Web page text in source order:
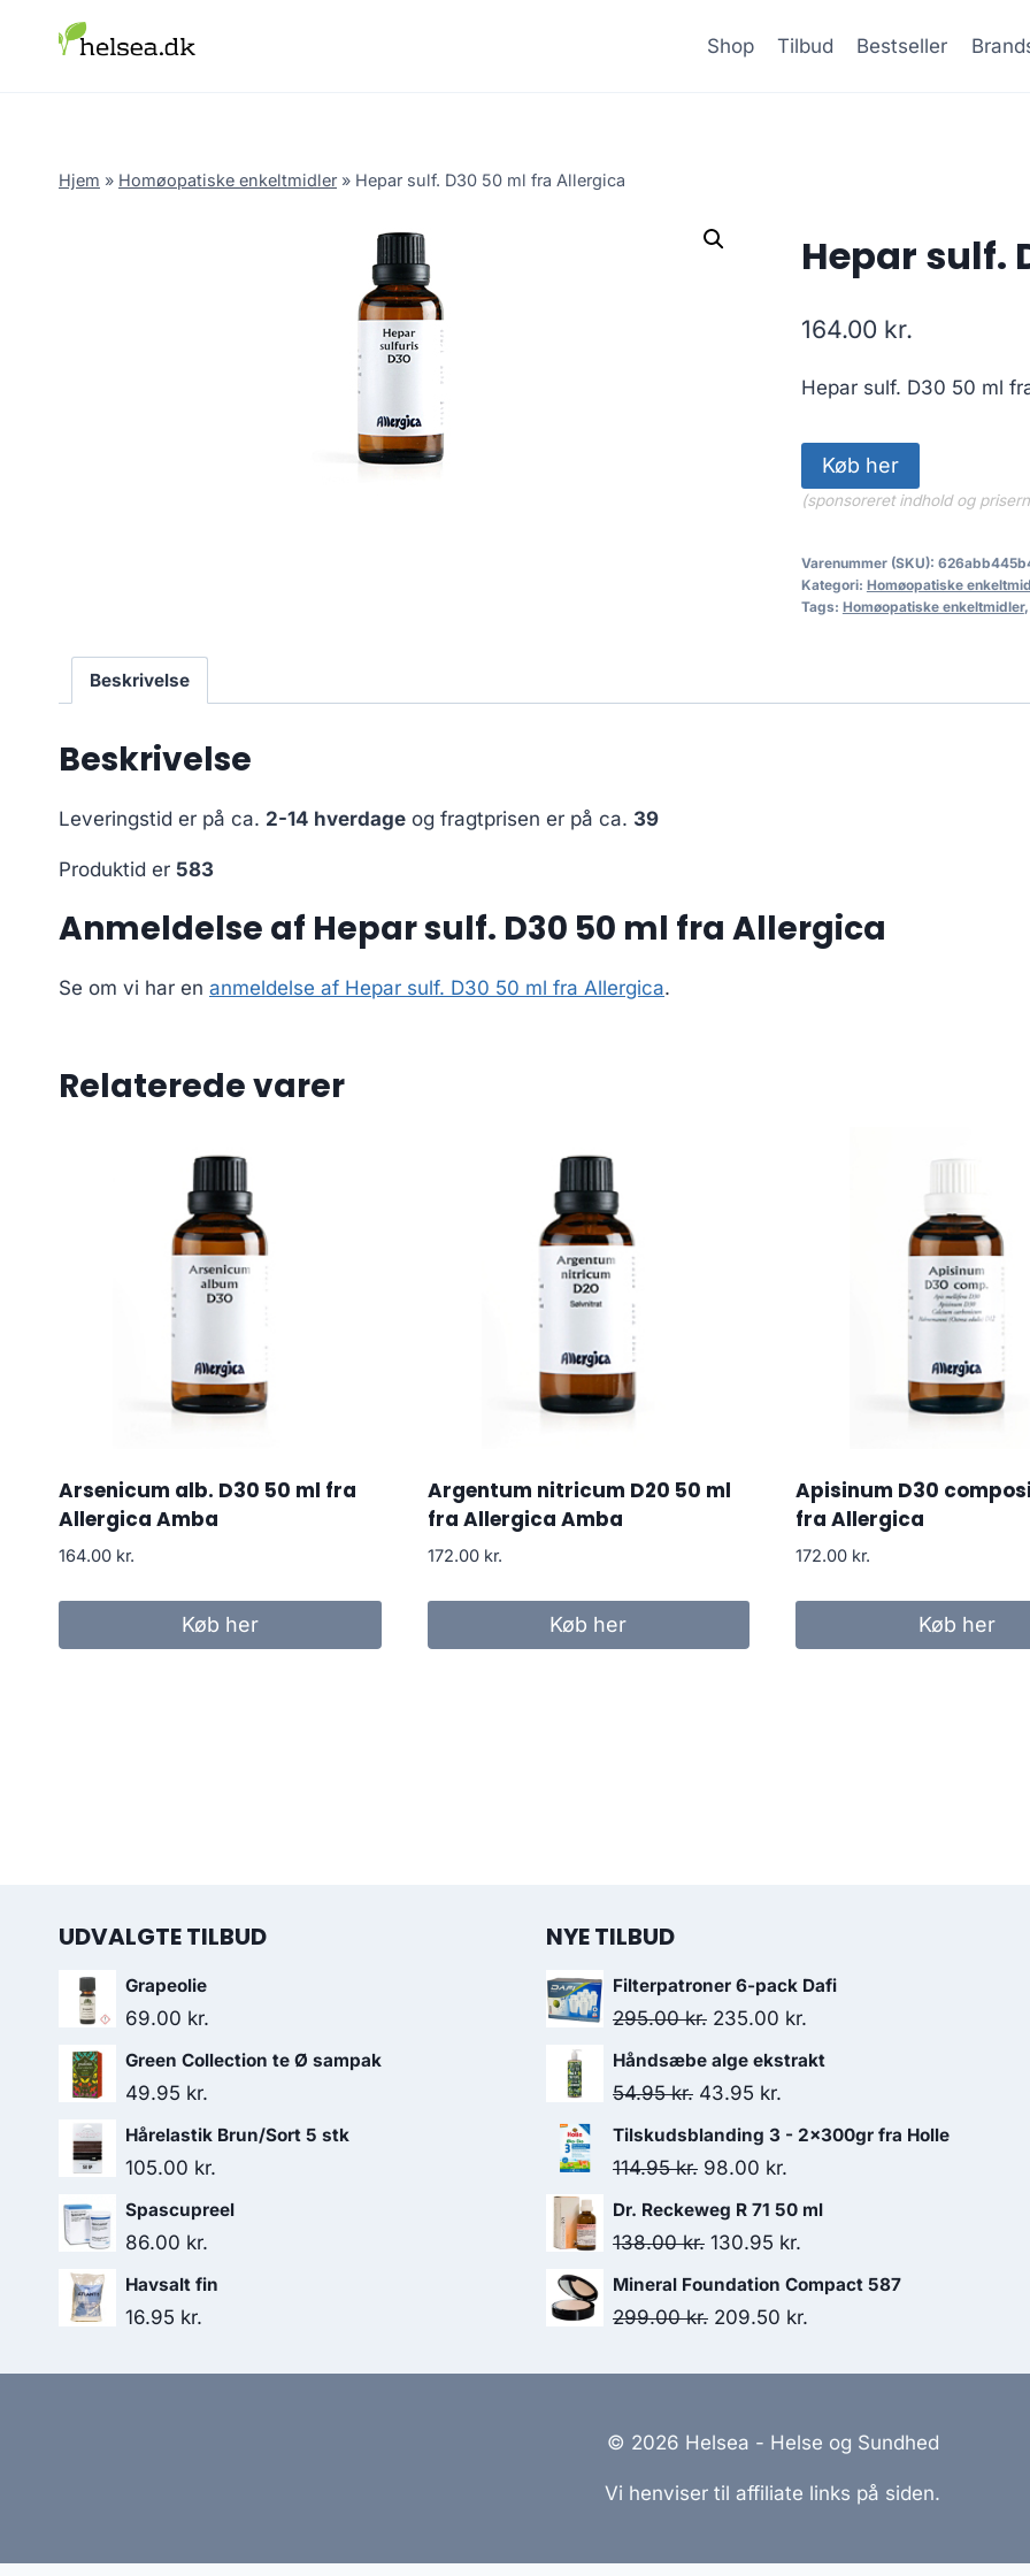
Shop Tilbud Bestseller
Hjem » Homøopatiske enkeltmidler » Hepar sulf. D30 50 ml fra Allergica
Hepar sulf.
164.00 kr.
Hepar sulf. D30 50 ml
Køb her
(sponsoreret indhold og
Varenummer (SKU):
Kategori: Homøopatiske
Tags: Homøopatiske enkeltmidler,
Beskrivelse
Beskrivelse
Leveringstid er på ca. 2-14 hverdage og fragtprisen er på ca. 39
Produktid er 583
Anmeldelse af Hepar sulf. D30 50 ml fra Allergica
Se om vi har en anmeldelse af Hepar sulf. D30 50 ml fra Allergica.
Relaterede varer
Arsenicum alb. D30 50 ml fra
Allergica Amba
164.00 kr.
Køb her
Argentum nitricum D20 50 ml
fra Allergica Amba
172.00 kr.
Køb her
Apisinum D30
fra Allergica
172.00 kr.
Køb her
UDVALGTE TILBUD
Grapeolie
69.00 kr.
Green Collection te Ø sampak
49.95 kr.
Hårelastik Brun/Sort 5 stk
105.00 kr.
Spascupreel
86.00 kr.
Havsalt fin
16.95 kr.
NYE TILBUD
Filterpatroner 6-pack Dafi
295.00kr. Den
oprindelige
pris
295.00 kr..
235.00 kr.
aktuelle
Håndsæbe alge ekstrakt
54.95kr. Den
oprindelige
pris
54.95 kr..
43.95 kr.
aktuelle
pris
43.95 kr..
Tilskudsblanding 3 - 2x300gr fra Holle
114.95kr. Den
oprindelige
pris
114.95 kr..
98.00 kr.
aktuelle
pris
98.00 kr..
Dr. Reckeweg R 71 50 ml
138.00kr. Den
oprindelige
pris
138.00 kr..
130.95 kr.
aktuelle
pris
130.95 kr..
Mineral Foundation Compact 587
299.00kr. Den
299.00 kr..
209.50 kr.
209.50 kr..
© 2026 Helsea - Helse og Sundhed
Vi henviser til affiliate links på siden.